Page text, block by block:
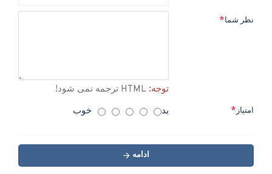
نظر شما
توجه:
امتیاز بد خوب
ادامه